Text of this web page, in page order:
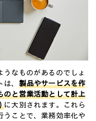
なものがあるのでしょ
、 製品やサービスを作
のと営業活動として計上
に大別されます。これら
うことで、業務効率化や